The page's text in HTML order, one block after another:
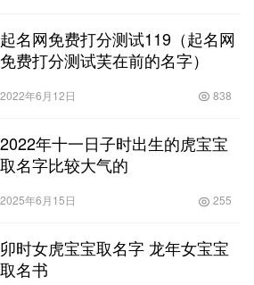
起名网免费打分测试119（起名网
免费打分测试芙在前的名字）
2022年6月12日 838
2022年十一日子时出生的虎宝宝
取名字比较大气的
2025年6月15日 255
卯时女虎宝宝取名字 龙年女宝宝
取名书